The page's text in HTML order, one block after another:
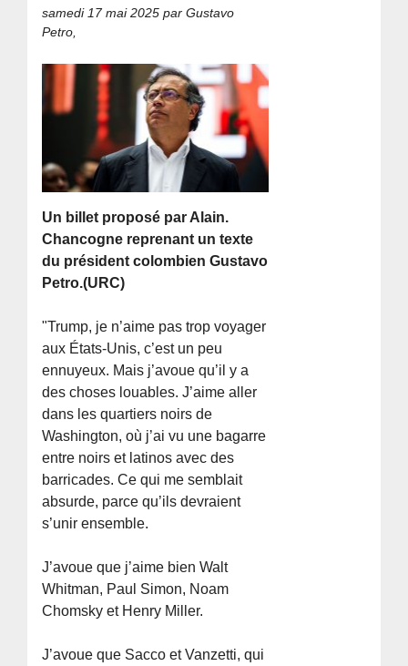
samedi 17 mai 2025 par Gustavo
Petro,
Un billet proposé par Alain.
Chancogne reprenant un texte
du président colombien Gustavo
Petro.(URC)
"Trump, je n’aime pas trop voyager
aux États-Unis, c’est un peu
ennuyeux. Mais j’avoue qu’il y a
des choses louables. J’aime aller
dans les quartiers noirs de
Washington, où j’ai vu une bagarre
entre noirs et latinos avec des
barricades. Ce qui me semblait
absurde, parce qu’ils devraient
s’unir ensemble.
J’avoue que j’aime bien Walt
Whitman, Paul Simon, Noam
Chomsky et Henry Miller.
J’avoue que Sacco et Vanzetti, qui